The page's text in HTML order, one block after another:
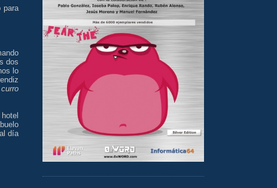
para
dos
lo
curro
día